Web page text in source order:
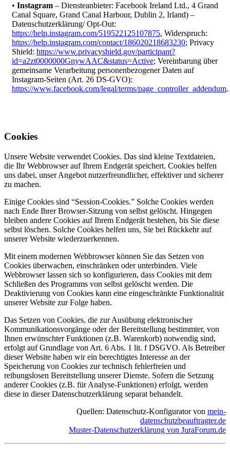
• Instagram – Diensteanbieter: Facebook Ireland Ltd., 4 Grand
Canal Square, Grand Canal Harbour, Dublin 2, Irland) –
Datenschutzerklärung/ Opt-Out:
https://help.instagram.com/519522125107875, Widerspruch:
https://help.instagram.com/contact/186020218683230; Privacy
Shield: https://www.privacyshield.gov/participant?
id=a2zt0000000GnywAAC&status=Active; Vereinbarung über
gemeinsame Verarbeitung personenbezogener Daten auf
Instagram-Seiten (Art. 26 DS-GVO):
https://www.facebook.com/legal/terms/page_controller_addendum.
Cookies
Unsere Website verwendet Cookies. Das sind kleine Textdateien,
die Ihr Webbrowser auf Ihrem Endgerät speichert. Cookies helfen
uns dabei, unser Angebot nutzerfreundlicher, effektiver und sicherer
zu machen.
Einige Cookies sind “Session-Cookies.” Solche Cookies werden
nach Ende Ihrer Browser-Sitzung von selbst gelöscht. Hingegen
bleiben andere Cookies auf Ihrem Endgerät bestehen, bis Sie diese
selbst löschen. Solche Cookies helfen uns, Sie bei Rückkehr auf
unserer Website wiederzuerkennen.
Mit einem modernen Webbrowser können Sie das Setzen von
Cookies überwachen, einschränken oder unterbinden. Viele
Webbrowser lassen sich so konfigurieren, dass Cookies mit dem
Schließen des Programms von selbst gelöscht werden. Die
Deaktivierung von Cookies kann eine eingeschränkte Funktionalität
unserer Website zur Folge haben.
Das Setzen von Cookies, die zur Ausübung elektronischer
Kommunikationsvorgänge oder der Bereitstellung bestimmter, von
Ihnen erwünschter Funktionen (z.B. Warenkorb) notwendig sind,
erfolgt auf Grundlage von Art. 6 Abs. 1 lit. f DSGVO. Als Betreiber
dieser Website haben wir ein berechtigtes Interesse an der
Speicherung von Cookies zur technisch fehlerfreien und
reibungslosen Bereitstellung unserer Dienste. Sofern die Setzung
anderer Cookies (z.B. für Analyse-Funktionen) erfolgt, werden
diese in dieser Datenschutzerklärung separat behandelt.
Quellen: Datenschutz-Konfigurator von mein-
datenschutzbeauftragter.de
Muster-Datenschutzerklärung von JuraForum.de